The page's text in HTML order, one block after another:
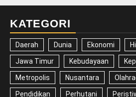
KATEGORI
Daerah Dunia Ekonomi
Jawa Timur Kebudayaan
Metropolis Nusantara
Pendidikan Perhutani